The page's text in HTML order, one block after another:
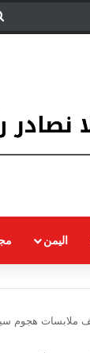
اليمن
ملابسات هجوم